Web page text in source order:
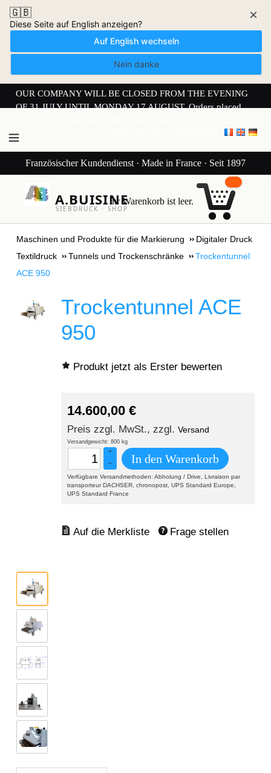
🇬🇧
Diese Seite auf English anzeigen?
Auf English wechseln
Nein danke
×
OUR COMPANY WILL BE CLOSED FROM THE EVENING
OF 31 JULY UNTIL MONDAY 17 AUGUST. Orders placed
Französischer Kundendienst · Made in France · Seit 1897
A.BUISINE
SIEBDRUCK · SHOP
Ihr Warenkorb ist leer.
Maschinen und Produkte für die Markierung
Digitaler Druck
Textildruck
Tunnels und Trockenschränke
Trockentunnel
ACE 950
Trockentunnel ACE
950
Produkt jetzt als Erster bewerten
14.600,00 €
Preis zzgl. MwSt., zzgl. Versand
Versandgewicht: 800 kg
+
–
In den Warenkorb
Verfügbare Versandmethoden: Abholung / Drive, Livraison par
transporteur DACHSER, chronopost, UPS Standard Europe,
UPS Standard France
Frage stellen